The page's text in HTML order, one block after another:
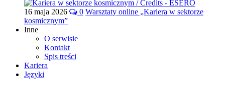
16 maja 2026 0 Warsztaty online „Kariera w sektorze
kosmicznym”
Inne
O serwisie
Kontakt
Spis treści
Kariera
Języki